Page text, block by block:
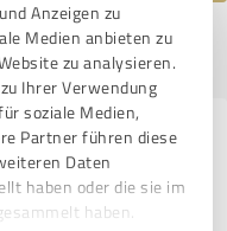
Anzeigen zu
Medien anbieten zu
zu analysieren.
Ihrer Verwendung
soziale Medien,
Partner führen diese
Daten
haben oder die sie im
haben.
03.08.2026|Profil
Bereich